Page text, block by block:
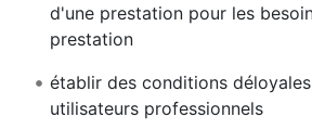
d'une prestation pour les
prestation
établir des conditions
utilisateurs professionnels